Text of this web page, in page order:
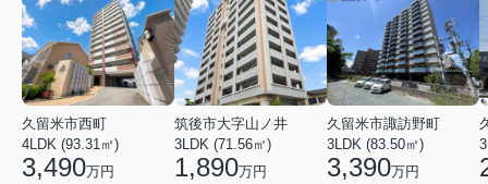
久留米市西町
4LDK (93.31㎡)
3,490万円
筑後市大字山ノ井
3LDK (71.56㎡)
1,890万円
久留米市諏訪野町
3LDK (83.50㎡)
3,390万円